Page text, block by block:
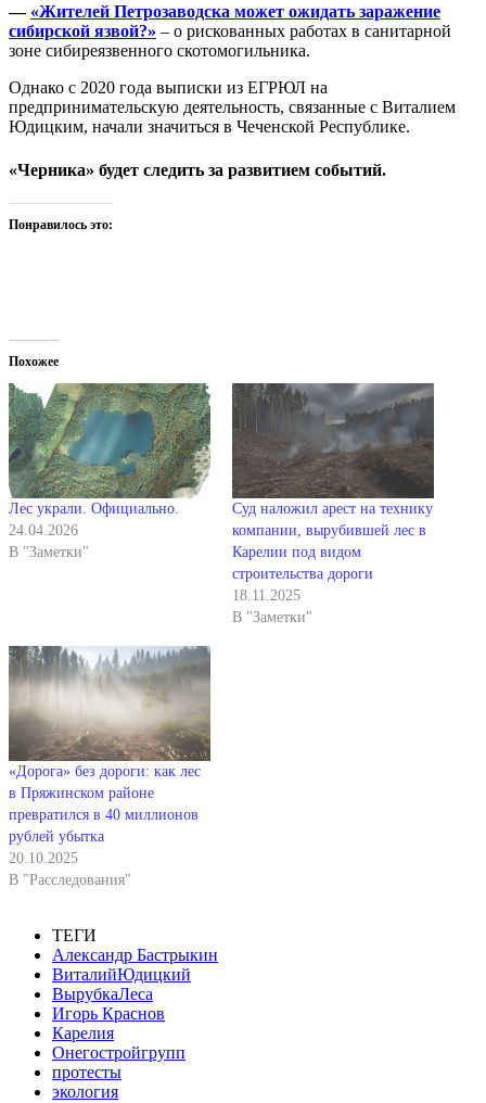
— «Жителей Петрозаводска может ожидать заражение
сибирской язвой?» – о рискованных работах в санитарной
зоне сибиреязвенного скотомогильника.
Однако с 2020 года выписки из ЕГРЮЛ на
предпринимательскую деятельность, связанные с Виталием
Юдицким, начали значиться в Чеченской Республике.
«Черника» будет следить за развитием событий.
Понравилось это:
Похожее
Лес украли. Официально.
24.04.2026
В "Заметки"
Суд наложил арест на технику
компании, вырубившей лес в
Карелии под видом
строительства дороги
18.11.2025
В "Заметки"
«Дорога» без дороги: как лес
в Пряжинском районе
превратился в 40 миллионов
рублей убытка
20.10.2025
В "Расследования"
ТЕГИ
Александр Бастрыкин
ВиталийЮдицкий
ВырубкаЛеса
Игорь Краснов
Карелия
Онегостройгрупп
протесты
экология